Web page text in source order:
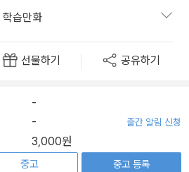
학습만화
선물하기 공유하기
-
- 출간 알림 신청
3,000원
중고
중고 등록